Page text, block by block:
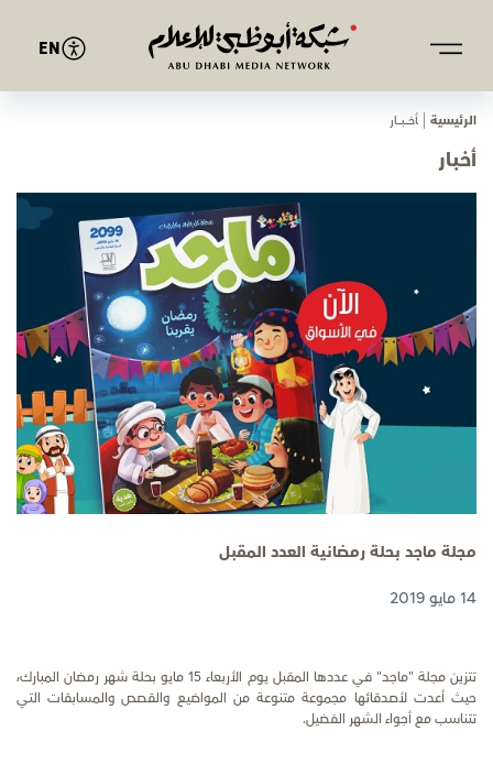
EN
الرئيسية ﺄﺧـــﺒـــﺎر
أخبار
مجلة ماجد بحلة رمضانية العدد المقبل
14 مايو 2019
تتزين مجلة "ماجد" في عددها المقبل يوم الأربعاء 15مايو بحلة شهر رمضان المبارك،
حيث أعدت لأصدقائها مجموعة متنوعة من المواضيع والقصص والمسابقات التي
تتناسب مع أجواء الشهر الفضيل.